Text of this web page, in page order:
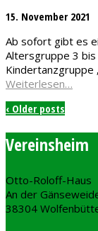
15. November 2021
Ab sofort gibt es
Altersgruppe 3 bis
Kindertanzgruppe
Weiterlesen…
‹ Older posts
Vereinsheim
Otto-Roloff-Haus
An der
38304